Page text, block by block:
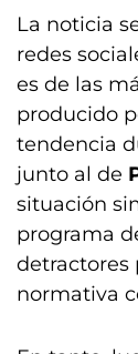
La noticia
redes
es de las
producido
tendencia
junto al de
situación
programa
detractores
normativa